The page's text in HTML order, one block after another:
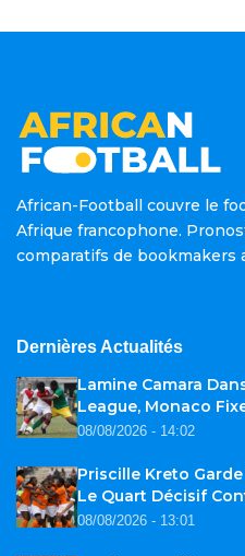
African-Football couvre le
Afrique francophone.
comparatifs de bookmakers
Dernières Actualités
Lamine Camara
League, Monaco
08/08/2026 - 14:02
Priscille Kreto
Le Quart Décisif
08/08/2026 - 13:01